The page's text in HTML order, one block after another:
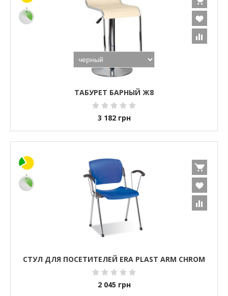
ТАБУРЕТ БАРНЫЙ Ж8
3 182 грн
СТУЛ ДЛЯ ПОСЕТИТЕЛЕЙ ERA PLAST ARM CHROM
2 045 грн